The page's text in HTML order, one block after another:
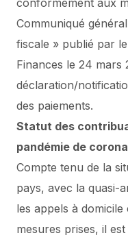
conformément aux
Communiqué
fiscale » publié par
Finances le 24 mars
déclaration/
des paiements.
Statut des
pandémie de
Compte tenu de la
pays, avec la quasi-
les appels à
mesures prises, il